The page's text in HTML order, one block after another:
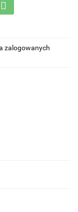
zalogowanych